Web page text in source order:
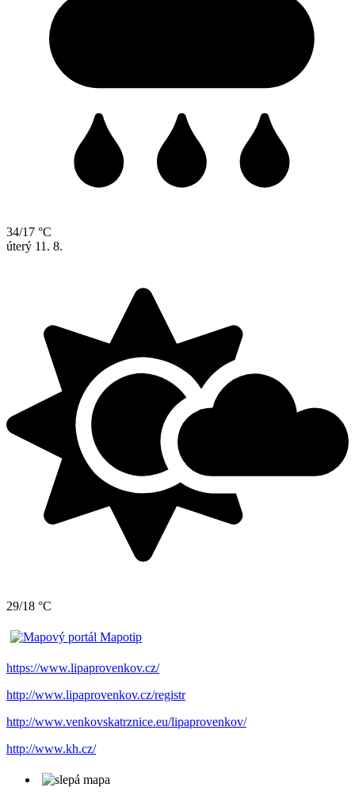
34/17 °C
úterý 11. 8.
29/18 °C
https://www.lipaprovenkov.cz/
http://www.lipaprovenkov.cz/registr
http://www.venkovskatrznice.eu/lipaprovenkov/
http://www.kh.cz/